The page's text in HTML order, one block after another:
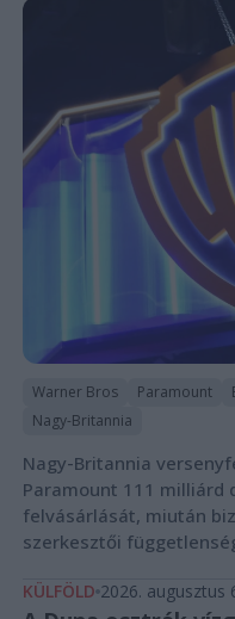
Warner Bros Paramount
Nagy-Britannia
Nagy-Britannia
Paramount 111 milliárd
felvásárlását, miután
szerkesztői
KÜLFÖLD 2026. augusztus